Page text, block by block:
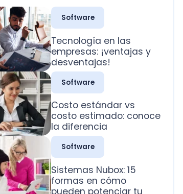
empresas: ¡ventajas y
desventajas!
Software
Costo estándar vs
costo estimado: conoce
la diferencia
Software
Sistemas Nubox: 15
formas en cómo
pueden potenciar tu
negocio
Software
El campo 801 de la
factura electrónica SII: